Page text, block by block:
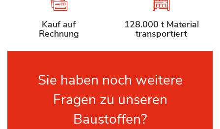
Kauf auf
Rechnung
128.000 t Material
transportiert
Sie haben noch weitere
Fragen zu unseren
Baustoffen?